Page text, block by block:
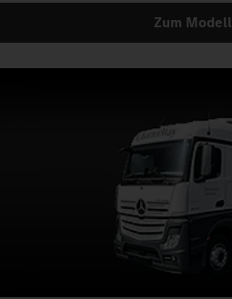
Zum Modell